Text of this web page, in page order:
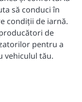
să conduci în
condiții de iarnă.
de
pentru a
vehiculul tău.